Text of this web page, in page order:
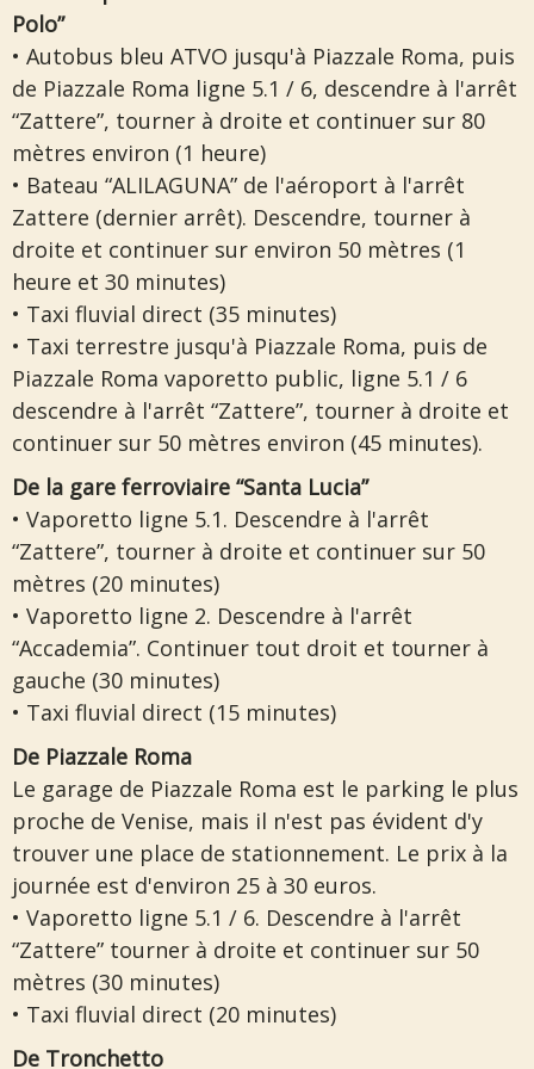
Polo”
• Autobus bleu ATVO jusqu'à Piazzale Roma, puis
de Piazzale Roma ligne 5.1 / 6, descendre à l'arrêt
“Zattere”, tourner à droite et continuer sur 80
mètres environ (1 heure)
• Bateau “ALILAGUNA” de l'aéroport à l'arrêt
Zattere (dernier arrêt). Descendre, tourner à
droite et continuer sur environ 50 mètres (1
heure et 30 minutes)
• Taxi fluvial direct (35 minutes)
• Taxi terrestre jusqu'à Piazzale Roma, puis de
Piazzale Roma vaporetto public, ligne 5.1 / 6
descendre à l'arrêt “Zattere”, tourner à droite et
continuer sur 50 mètres environ (45 minutes).
De la gare ferroviaire “Santa Lucia”
• Vaporetto ligne 5.1. Descendre à l'arrêt
“Zattere”, tourner à droite et continuer sur 50
mètres (20 minutes)
• Vaporetto ligne 2. Descendre à l'arrêt
“Accademia”. Continuer tout droit et tourner à
gauche (30 minutes)
• Taxi fluvial direct (15 minutes)
De Piazzale Roma
Le garage de Piazzale Roma est le parking le plus
proche de Venise, mais il n'est pas évident d'y
trouver une place de stationnement. Le prix à la
journée est d'environ 25 à 30 euros.
• Vaporetto ligne 5.1 / 6. Descendre à l'arrêt
“Zattere” tourner à droite et continuer sur 50
mètres (30 minutes)
• Taxi fluvial direct (20 minutes)
De Tronchetto